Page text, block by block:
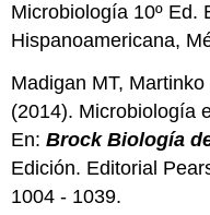
Microbiología 10º Ed.
Hispanoamericana,
Madigan MT,
(2014). Microbiología
En:Brock Biología
Edición. Editorial
1004 - 1039.